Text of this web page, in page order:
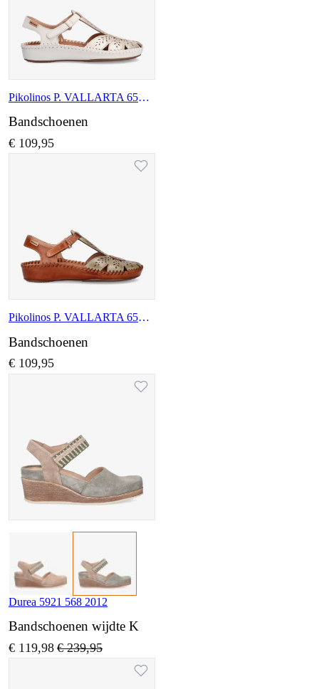
Pikolinos P. VALLARTA 655-0841CLC1 CARRARA
Bandschoenen
€ 109,95
Pikolinos P. VALLARTA 655-0841C1 SAGE
Bandschoenen
€ 109,95
Durea 5921 568 2012
Bandschoenen wijdte K
€ 119,98 € 239,95